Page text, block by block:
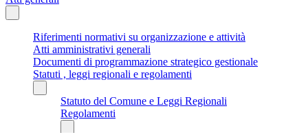
Riferimenti normativi su organizzazione e attività
Atti amministrativi generali
Documenti di programmazione strategico gestionale
Statuti , leggi regionali e regolamenti
Statuto del Comune e Leggi Regionali
Regolamenti